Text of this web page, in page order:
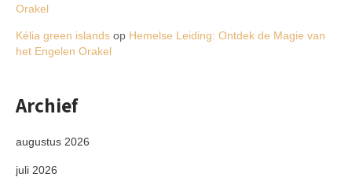
Orakel
Kélia green islands op Hemelse Leiding: Ontdek de Magie van
het Engelen Orakel
Archief
augustus 2026
juli 2026